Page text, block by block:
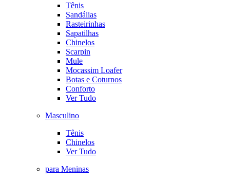
Tênis
Sandálias
Rasteirinhas
Sapatilhas
Chinelos
Scarpin
Mule
Mocassim Loafer
Botas e Coturnos
Conforto
Ver Tudo
Masculino
Tênis
Chinelos
Ver Tudo
para Meninas